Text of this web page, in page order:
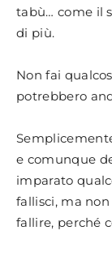
tabù… come il
di più.
Non fai
potrebbero
e comunque
imparato
fallisci, ma
fallire, perché